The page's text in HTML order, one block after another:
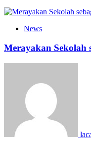
News
Merayakan Sekolah